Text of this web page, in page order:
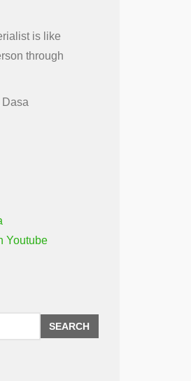
is like
through
Youtube
SEARCH